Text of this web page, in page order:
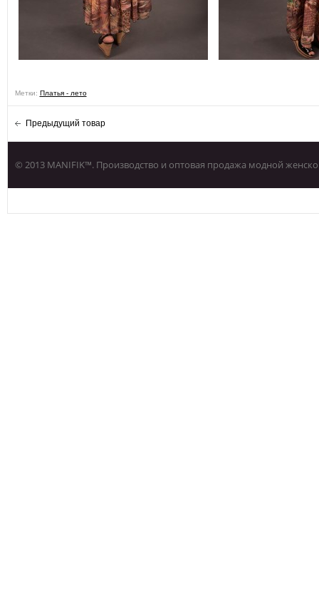
Метки: Платья - лето
Предыдущий товар
© 2013 MANIFIK™. Производство и оптовая продажа модной